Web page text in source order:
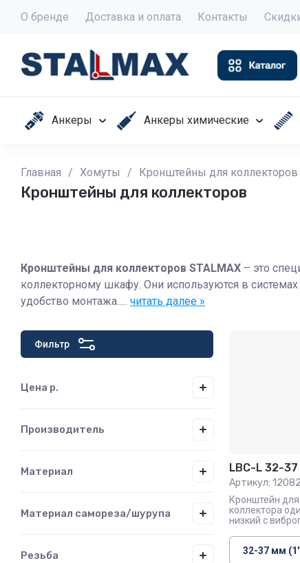
О бренде Доставка и оплата Контакты
Анкеры Анкеры химические
Главная / Хомуты / Кронштейны для коллекторов
Кронштейны для коллекторов
Кронштейны для коллекторов STALMAX – это
коллекторному шкафу. Они используются в
удобство монтажа..... читать далее »
Цена р.
Производитель
Материал
Материал самореза/шурупа
Резьба
Фильтр
LBC-L 32-37
Артикул: 12082
Кронштейн для
коллектора
низкий с